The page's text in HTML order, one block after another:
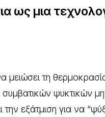
ως μια
μειώσει τη
συμβατικών ψυκτικών
εξάτμιση για να